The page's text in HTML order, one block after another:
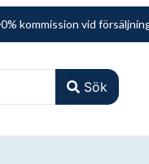
0% kommission vid
Sök